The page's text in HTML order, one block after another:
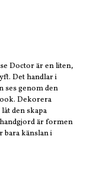
Doctor är en liten,
Det handlar i
ses genom den
Dekorera
den skapa
är formen
bara känslan i